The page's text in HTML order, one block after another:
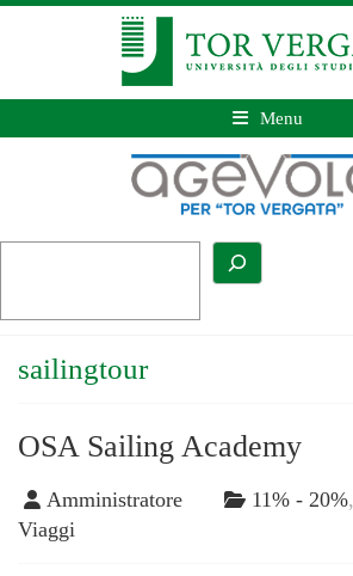
Menu
sailingtour
OSA Sailing Academy
Amministratore 11% - 20%,
Viaggi